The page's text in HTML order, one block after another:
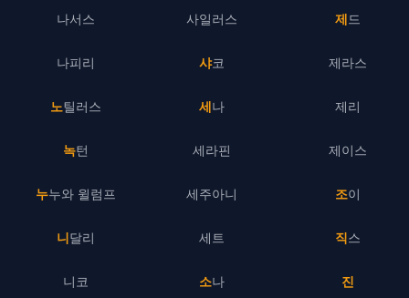
나서스
나피리
노틸러스
녹턴
누누와 윌럼프
니달리
니코
사일러스
샤코
세나
세라핀
세주아니
세트
소나
제드
제라스
제리
제이스
조이
직스
진